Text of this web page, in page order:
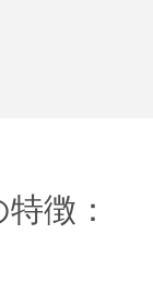
徴：